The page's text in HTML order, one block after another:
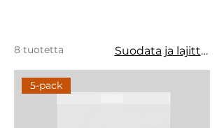
8 tuotetta Suodata ja lajittele
5-pack